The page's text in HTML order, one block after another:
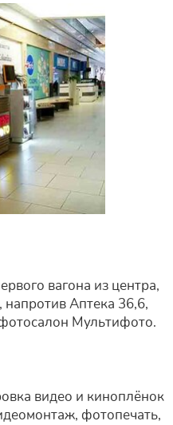
вагона из центра,
Аптека 36,6,
Мультифото.
видео и киноплёнок
фотопечать,